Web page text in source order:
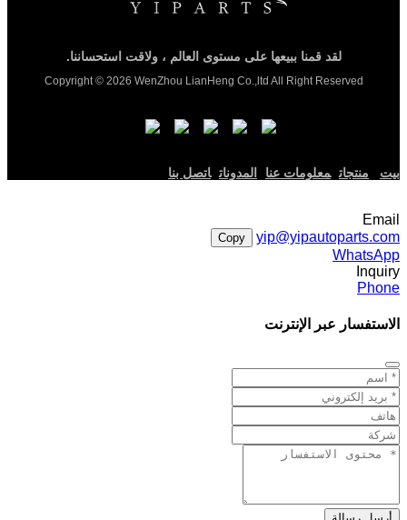
لقد قمنا ببيعها على مستوى العالم ، ولاقت استحساننا.
Copyright © 2026 WenZhou LianHeng Co.,ltd All Right Reserved
بيت منتجات معلومات عنا المدونات اتصل بنا
Email
yip@yipautoparts.com
Copy
WhatsApp
Inquiry
Phone
الاستفسار عبر الإنترنت